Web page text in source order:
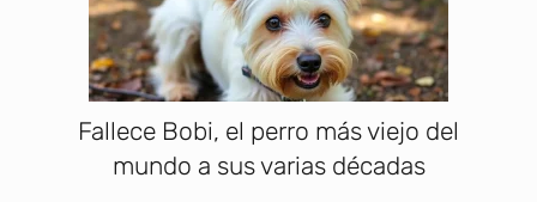
Fallece Bobi, el perro más viejo del
mundo a sus varias décadas